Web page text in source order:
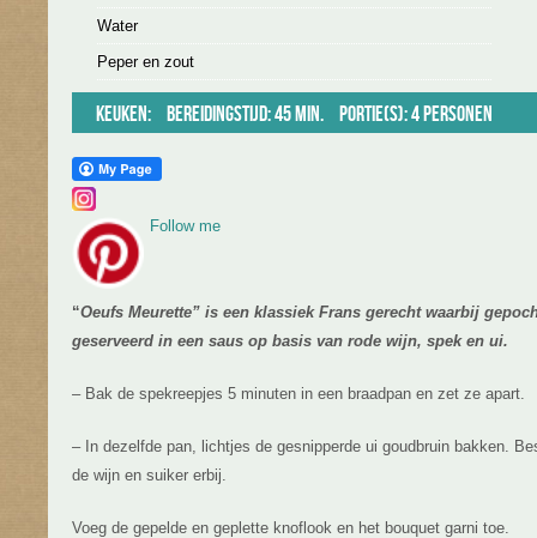
Water
Peper en zout
Keuken: Bereidingstijd: 45 min. Portie(s): 4 personen
Follow me
“Oeufs Meurette” is een klassiek Frans gerecht waarbij
geserveerd in een saus op basis van rode wijn, spek en ui.
– Bak de spekreepjes 5 minuten in een braadpan en zet ze apart.
– In dezelfde pan, lichtjes de gesnipperde ui goudbruin bakken.
de wijn en suiker erbij.
Voeg de gepelde en geplette knoflook en het bouquet garni toe.